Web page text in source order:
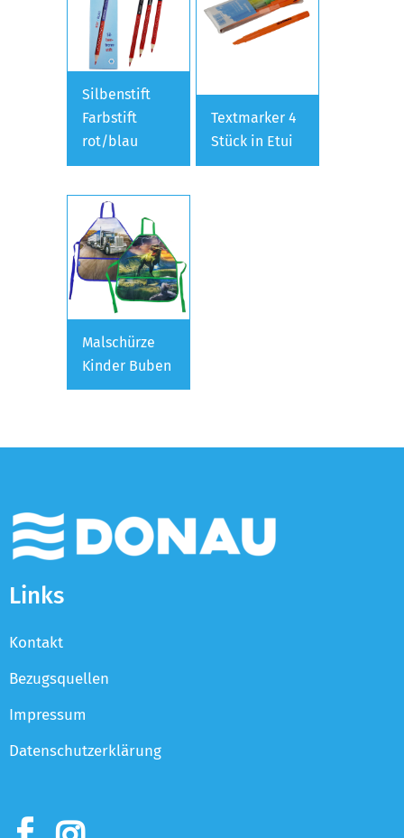
Silbenstift
Farbstift
rot/blau
Textmarker 4
Stück in Etui
Malschürze
Kinder Buben
Links
Kontakt
Bezugsquellen
Impressum
Datenschutzerklärung